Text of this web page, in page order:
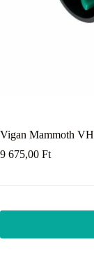
Vigan Mammoth
9 675,00 Ft